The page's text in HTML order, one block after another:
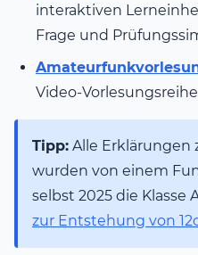
interaktiven
Frage und
Video-
Tipp: Alle Erklärungen
wurden von einem
selbst 2025 die Klasse
zur Entstehung von